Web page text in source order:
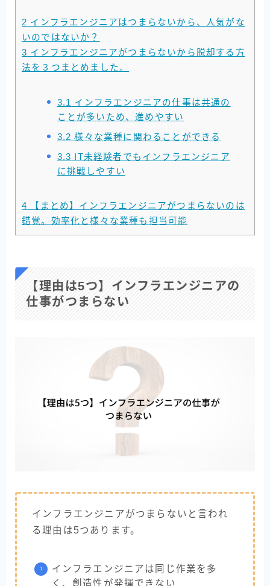
2 インフラエンジニアはつまらないから、人気がな
いのではないか？
3 インフラエンジニアがつまらないから脱却する方
法を３つまとめました。
3.1 インフラエンジニアの仕事は共通の
ことが多いため、進めやすい
3.2 様々な業種に関わることができる
3.3 IT未経験者でもインフラエンジニア
に挑戦しやすい
4 【まとめ】インフラエンジニアがつまらないのは
錯覚。効率化と様々な業種も担当可能
【理由は5つ】インフラエンジニアの
仕事がつまらない
インフラエンジニアがつまらないと言われ
る理由は5つあります。
インフラエンジニアは同じ作業を多
く、創造性が発揮できない